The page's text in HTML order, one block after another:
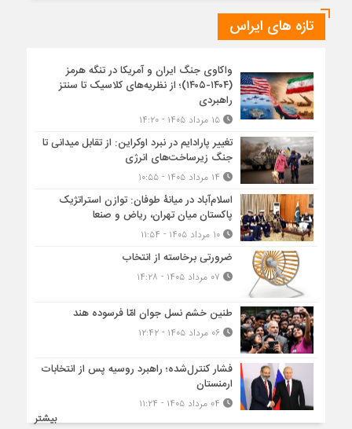
تازه های ایراس
واکاوی جنگ ایران و آمریکا در تنگه هرمز
(۱۴۰۴-۱۴۰۵)؛ از نظریه‌های کلاسیک تا سنتز
راهبردی
۱۵ مرداد ۱۴۰۵ - ۱۴:۲۰
تغییر پارادایم در نبرد اوکراین: از تقابل میدانی تا
جنگ زیرساخت‌های انرژی
اسلام‌آباد در میانۀ طوفان: توازن استراتژیک
پاکستان میان تهران، ریاض و صنعا
۱۰ مرداد ۱۴۰۵ - ۱۱:۵۴
ضرورتی برخاسته از انتخاب
طنین خشم نسل جوان امّا فرسوده هند
۰۶ مرداد ۱۴۰۵ - ۱۲:۴۲
فشار کنترل‌شده؛ راهبرد روسیه پس از انتخابات
ارمنستان
بیشتر